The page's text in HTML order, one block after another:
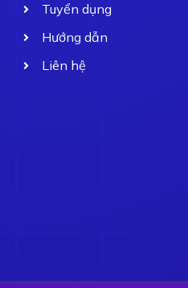
Tuyển dụng
Hướng dẫn
Liên hệ